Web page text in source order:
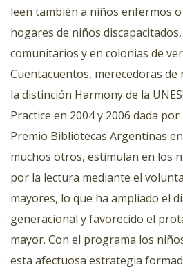
leen también a niños enfermos
hogares de niños
comunitarios y en colonias de
Cuentacuentos, merecedoras
la distinción Harmony de la
Practice en 2004 y 2006 dada
Premio Bibliotecas Argentinas
muchos otros, estimulan en los
por la lectura mediante el
mayores, lo que ha ampliado el
generacional y favorecido el
mayor. Con el programa los
esta afectuosa estrategia